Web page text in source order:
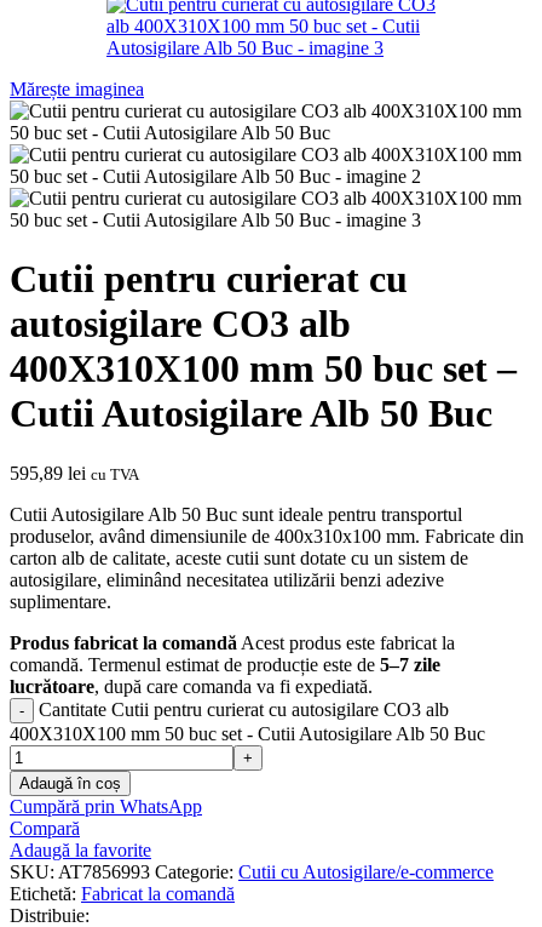
Mărește imaginea
Cutii pentru curierat cu
autosigilare CO3 alb
400X310X100 mm 50 buc set –
Cutii Autosigilare Alb 50 Buc
595,89 lei cu TVA
Cutii Autosigilare Alb 50 Buc sunt ideale pentru transportul
produselor, având dimensiunile de 400x310x100 mm. Fabricate din
carton alb de calitate, aceste cutii sunt dotate cu un sistem de
autosigilare, eliminând necesitatea utilizării benzi adezive
suplimentare.
Produs fabricat la comandă Acest produs este fabricat la
comandă. Termenul estimat de producție este de 5–7 zile
lucrătoare, după care comanda va fi expediată.
Cantitate Cutii pentru curierat cu autosigilare CO3 alb
400X310X100 mm 50 buc set - Cutii Autosigilare Alb 50 Buc
Adaugă în coș
Cumpără prin WhatsApp
Compară
Adaugă la favorite
SKU: AT7856993 Categorie: Cutii cu Autosigilare/e-commerce
Etichetă: Fabricat la comandă
Distribuie: